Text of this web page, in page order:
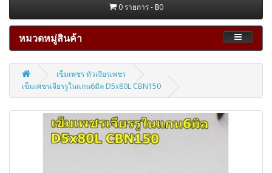
0 รายการ - ฿0
หมวดหมู่สินค้า
เข็มเพชร หัวเจียรเพชร
เข็มเพชรเจียรรูในแกน6มิล D5x80L CBN150